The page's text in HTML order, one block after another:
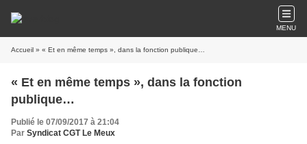
MENU
Accueil » « Et en même temps », dans la fonction publique…
« Et en même temps », dans la fonction
publique…
Publié le 07/09/2017 à 21:04
Par Syndicat CGT Le Meux